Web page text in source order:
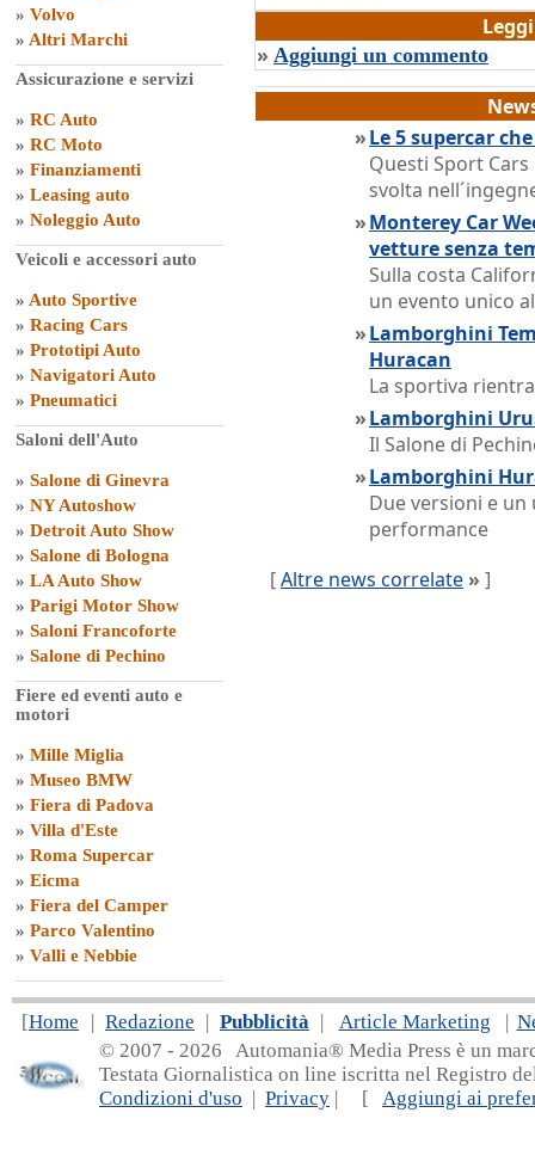
» Volvo
» Altri Marchi
Assicurazione e servizi
» RC Auto
» RC Moto
» Finanziamenti
» Leasing auto
» Noleggio Auto
Veicoli e accessori auto
» Auto Sportive
» Racing Cars
» Prototipi Auto
» Navigatori Auto
» Pneumatici
Saloni dell'Auto
» Salone di Ginevra
» NY Autoshow
» Detroit Auto Show
» Salone di Bologna
» LA Auto Show
» Parigi Motor Show
» Saloni Francoforte
» Salone di Pechino
Fiere ed eventi auto e
motori
» Mille Miglia
» Museo BMW
» Fiera di Padova
» Villa d'Este
» Roma Supercar
» Eicma
» Fiera del Camper
» Parco Valentino
» Valli e Nebbie
» Aggiungi un commento
»Le 5 supercar
Questi Sport
svolta
»Monterey Car
vetture senza
Sulla costa
un evento unico
»Lamborghini
Huracan
La sportiva
»Lamborghini
Il Salone di
»Lamborghini
Due versioni e
performance
[Altre news correlate » ]
[Home | Redazione | Pubblicità | Article Marketing |
© 2007 - 2026 Automania® Media Press è un
Testata Giornalistica on line iscritta nel Registro
Condizioni d'uso | Privacy | [ Aggiungi ai